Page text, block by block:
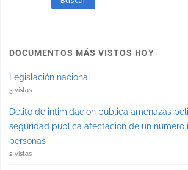
DOCUMENTOS MÁS VISTOS HOY
Legislación nacional
3 vistas
Delito de intimidacion publica amenazas
seguridad publica afectacion de un numero
personas
2 vistas